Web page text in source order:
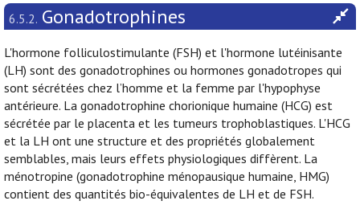
6.5.2. Gonadotrophines
L'hormone folliculostimulante (FSH) et l'hormone lutéinisante
(LH) sont des gonadotrophines ou hormones gonadotropes qui
sont sécrétées chez l’homme et la femme par l'hypophyse
antérieure. La gonadotrophine chorionique humaine (HCG) est
sécrétée par le placenta et les tumeurs trophoblastiques. L'HCG
et la LH ont une structure et des propriétés globalement
semblables, mais leurs effets physiologiques diffèrent. La
ménotropine (gonadotrophine ménopausique humaine, HMG)
contient des quantités bio-équivalentes de LH et de FSH.